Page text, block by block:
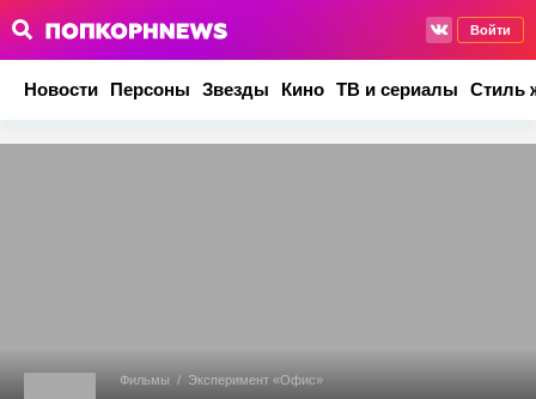
Войти
Новости Персоны Звезды Кино ТВ и сериалы Стиль
Фильмы / Эксперимент «Офис»